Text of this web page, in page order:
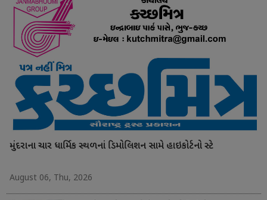
મુંદરાના ચાર ધાર્મિક સ્થળનાં ડિમોલિશન સામે હાઇકોર્ટનો સ્ટે
August 06, Thu, 2026